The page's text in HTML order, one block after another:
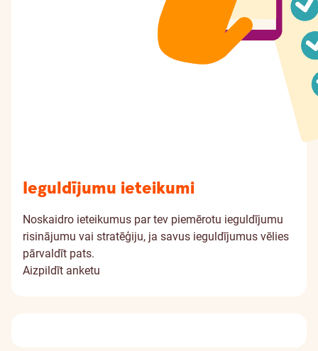
Ieguldījumu ieteikumi
Noskaidro ieteikumus par tev piemērotu ieguldījumu
risinājumu vai stratēģiju, ja savus ieguldījumus vēlies
pārvaldīt pats.
Aizpildīt anketu